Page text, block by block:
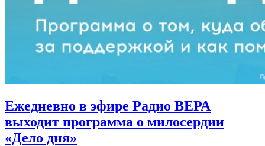
Ежедневно в эфире Радио ВЕРА
выходит программа о милосердии
«Дело дня»